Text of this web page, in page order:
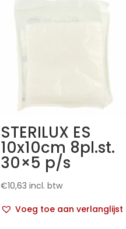
STERILUX ES
10x10cm 8pl.st.
30×5 p/s
€10,63 incl. btw
Voeg toe aan verlanglijst